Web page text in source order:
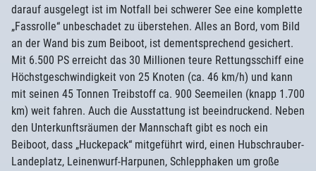
darauf ausgelegt ist im Notfall bei schwerer See eine komplette
„Fassrolle“ unbeschadet zu überstehen. Alles an Bord, vom Bild
an der Wand bis zum Beiboot, ist dementsprechend gesichert.
Mit 6.500 PS erreicht das 30 Millionen teure Rettungsschiff eine
Höchstgeschwindigkeit von 25 Knoten (ca. 46 km/h) und kann
mit seinen 45 Tonnen Treibstoff ca. 900 Seemeilen (knapp 1.700
km) weit fahren. Auch die Ausstattung ist beeindruckend. Neben
den Unterkunftsräumen der Mannschaft gibt es noch ein
Beiboot, dass „Huckepack“ mitgeführt wird, einen Hubschrauber-
Landeplatz, Leinenwurf-Harpunen, Schlepphaken um große